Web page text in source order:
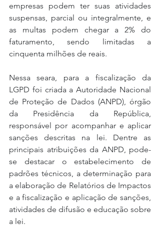
empresas podem ter suas atividades
suspensas, parcial ou integralmente, e
as multas podem chegar a 2% do
faturamento, sendo limitadas a
cinquenta milhões de reais.
Nessa seara, para a fiscalização da
LGPD foi criada a Autoridade Nacional
de Proteção de Dados (ANPD), órgão
da Presidência da República,
responsável por acompanhar e aplicar
sanções descritas na lei. Dentre as
principais atribuições da ANPD, pode-
se destacar o estabelecimento de
padrões técnicos, a determinação para
a elaboração de Relatórios de Impactos
e a fiscalização e aplicação de sanções,
atividades de difusão e educação sobre
a lei.